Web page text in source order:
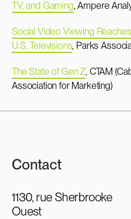
TV, and Gaming, Ampere
Social Video Viewing
U.S. Televisions, Parks
The State of Gen Z, CTAM
Association for Marketing)
Contact
1130, rue Sherbrooke
Ouest